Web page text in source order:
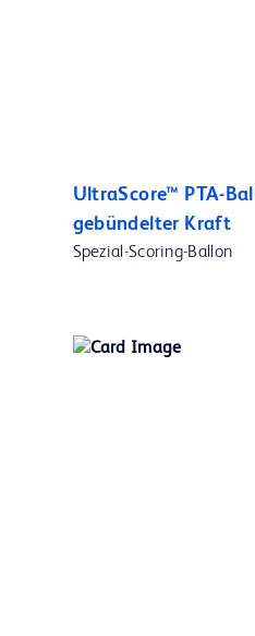
UltraScore™ PTA-
gebündelter Kraft
Spezial-Scoring-Ballon